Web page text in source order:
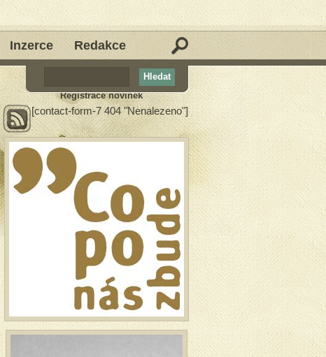
Inzerce Redakce
Registrace novinek
[contact-form-7 404 "Nenalezeno"]